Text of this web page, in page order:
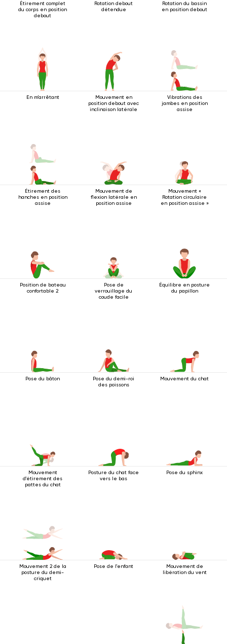
Étirement complet
du corps en position
debout
Rotation debout
détendue
Rotation du bassin
en position debout
En m'arrêtant
Mouvement en
position debout avec
inclinaison latérale
Vibrations des
jambes en position
assise
Étirement des
hanches en position
assise
Mouvement de
flexion latérale en
position assise
Mouvement «
Rotation circulaire
en position assise »
Position de bateau
confortable 2
Pose de
verrouillage du
coude facile
Équilibre en posture
du papillon
Pose du bâton
Pose du demi-roi
des poissons
Mouvement du chat
Mouvement
d'étirement des
pattes du chat
Posture du chat face
vers le bas
Pose du sphinx
Mouvement 2 de la
posture du demi-
criquet
Pose de l'enfant
Mouvement de
libération du vent